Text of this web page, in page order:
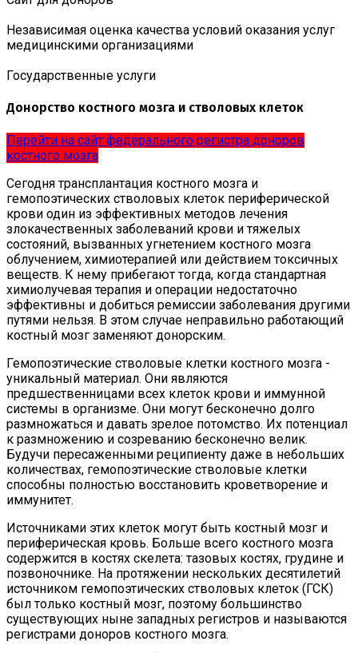
Независимая оценка качества условий оказания услуг
медицинскими организациями
Государственные услуги
Донорство костного мозга и стволовых клеток
Перейти на сайт федерального регистра доноров
костного мозга
Сегодня трансплантация костного мозга и
гемопоэтических стволовых клеток периферической
крови один из эффективных методов лечения
злокачественных заболеваний крови и тяжелых
состояний, вызванных угнетением костного мозга
облучением, химиотерапией или действием токсичных
веществ. К нему прибегают тогда, когда стандартная
химиолучевая терапия и операции недостаточно
эффективны и добиться ремиссии заболевания другими
путями нельзя. В этом случае неправильно работающий
костный мозг заменяют донорским.
Гемопоэтические стволовые клетки костного мозга -
уникальный материал. Они являются
предшественницами всех клеток крови и иммунной
системы в организме. Они могут бесконечно долго
размножаться и давать зрелое потомство. Их потенциал
к размножению и созреванию бесконечно велик.
Будучи пересаженными реципиенту даже в небольших
количествах, гемопоэтические стволовые клетки
способны полностью восстановить кроветворение и
иммунитет.
Источниками этих клеток могут быть костный мозг и
периферическая кровь. Больше всего костного мозга
содержится в костях скелета: тазовых костях, грудине и
позвоночнике. На протяжении нескольких десятилетий
источником гемопоэтических стволовых клеток (ГСК)
был только костный мозг, поэтому большинство
существующих ныне западных регистров и называются
регистрами доноров костного мозга.